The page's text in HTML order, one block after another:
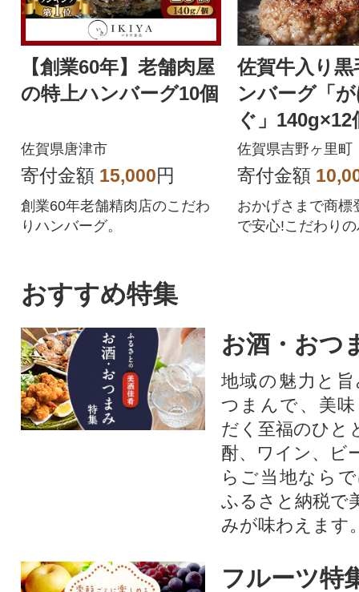
【創業60年】老舗肉屋
の特上ハンバーグ10個
佐賀県唐津市
寄付金額 15,000円
創業60年老舗精肉店のこだわ
りハンバーグ。
佐賀牛入り黒
ンバーグ「
ぐ」140g×12
佐賀県吉野ヶ里町
寄付金額
おかげさまで商標
で安心!こだわり
おすすめ特集
お酒・おつ
地域の魅力と
つまんで、美
だく至福のひと
酎、ワイン、ビ
らご当地なら
ふるさと納税で
みが味わえます
フルーツ特